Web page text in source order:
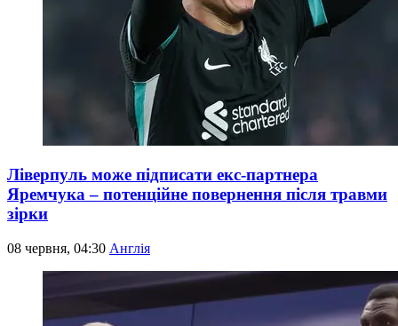
Ліверпуль може підписати екс-партнера
Яремчука – потенційне повернення після травми
зірки
08 червня, 04:30 Англія